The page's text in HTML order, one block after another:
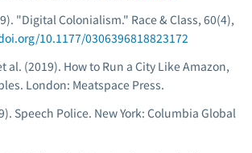
"Digital Colonialism." Race & Class, 60(4),
10.1177/0306396818823172
al. (2019). How to Run a City Like Amazon,
. London: Meatspace Press.
Speech Police. New York: Columbia Global